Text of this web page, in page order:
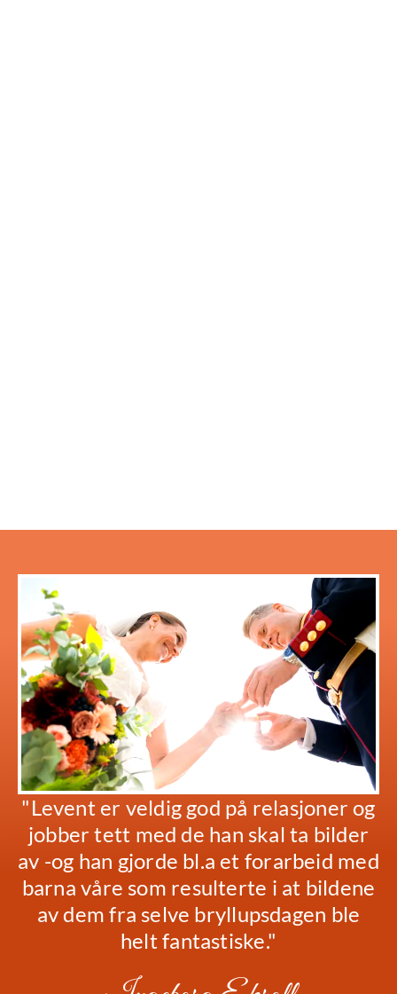
"Levent er veldig god på relasjoner og
jobber tett med de han skal ta bilder
av -og han gjorde bl.a et forarbeid med
barna våre som resulterte i at bildene
av dem fra selve bryllupsdagen ble
helt fantastiske."